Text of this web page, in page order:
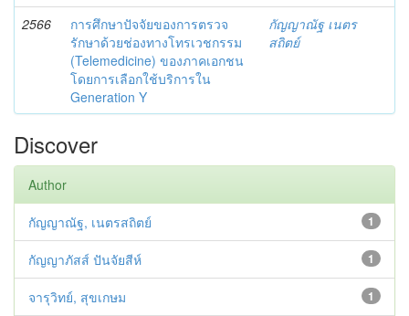
2566
การศึกษาปัจจัยของการตรวจ
รักษาด้วยช่องทางโทรเวชกรรม
(Telemedicine) ของภาคเอกชน
โดยการเลือกใช้บริการใน
Generation Y
กัญญาณัฐ เนตร
สถิตย์
Discover
Author
1
กัญญาณัฐ, เนตรสถิตย์
1
กัญญาภัสส์ ปันจัยสีห์
1
จารุวิทย์, สุขเกษม